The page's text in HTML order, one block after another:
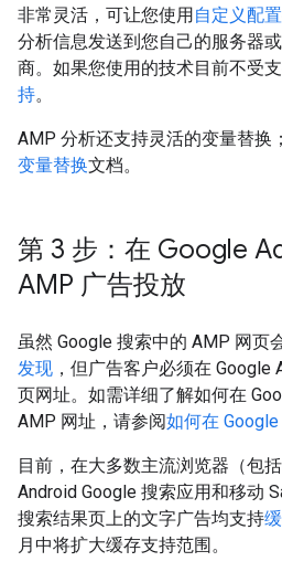
非常灵活，可让您使用自定义配置
分析信息发送到您自己的服务器
商。如果您使用的技术目前不受
持。
AMP 分析还支持灵活的变量替换
变量替换文档。
第 3 步：在 Google
AMP 广告投放
虽然 Google 搜索中的 AMP 网页
发现 ，但广告客户必须在
页网址。如需详细了解如何在
AMP 网址，请参阅如何在
目前，在大多数主流浏览器（包括
Android Google 搜索应用和移动
搜索结果页上的文字广告均支持
月中将扩大缓存支持范围。